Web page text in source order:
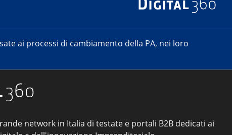
ai processi di cambiamento della PA, nei loro
network in Italia di testate e portali B2B dedicati ai